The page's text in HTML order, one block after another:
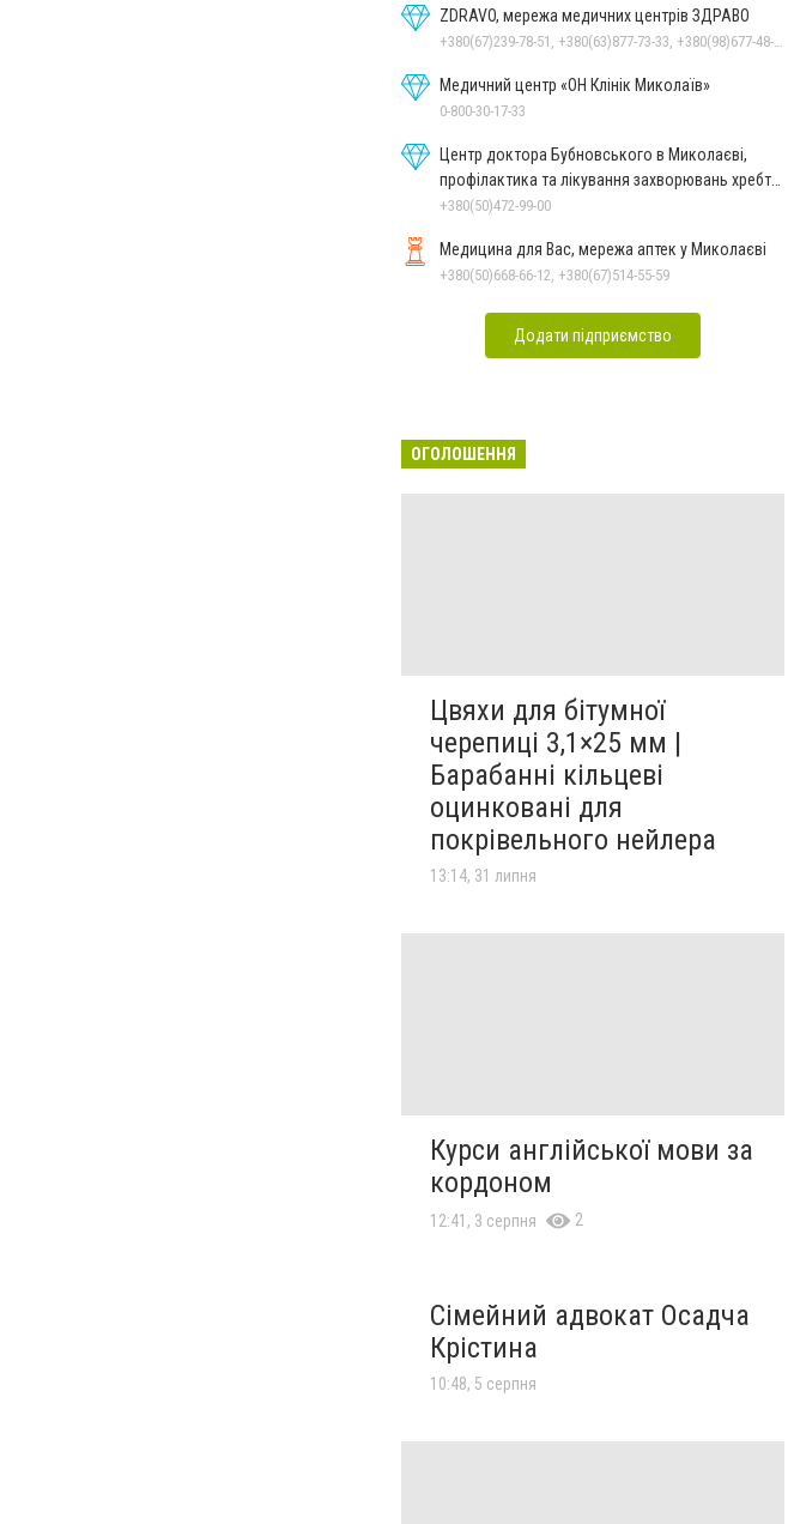
ZDRAVO, мережа медичних центрів ЗДРАВО
Медичний центр «ОН Клінік Миколаїв»
0-800-30-17-33
Центр доктора Бубновського в Миколаєві,
профілактика та лікування захворювань хребта
і суглобів
+380(50)472-99-00
Медицина для Вас, мережа аптек у Миколаєві
+380(50)668-66-12, +380(67)514-55-59
Додати підприємство
ОГОЛОШЕННЯ
Цвяхи для бітумної
черепиці 3,1×25 мм |
Барабанні кільцеві
оцинковані для
покрівельного нейлера
13:14, 31 липня
Курси англійської мови за
кордоном
12:41, 3 серпня 2
Сімейний адвокат Осадча
Крістина
10:48, 5 серпня